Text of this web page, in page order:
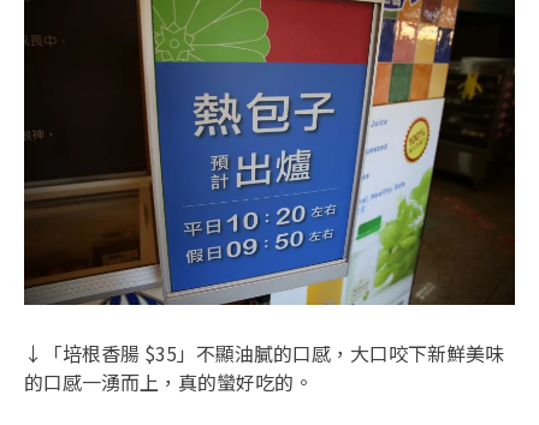
↓「培根香腸 $35」不顯油膩的口感，大口咬下新鮮美味
的口感一湧而上，真的蠻好吃的。